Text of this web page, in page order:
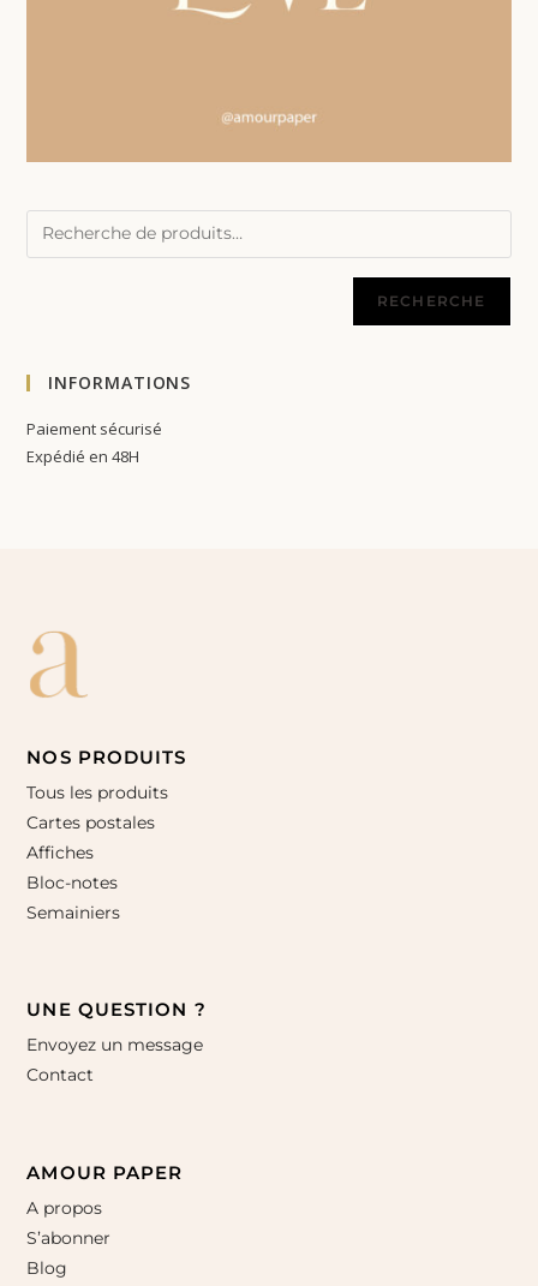
RECHERCHE
INFORMATIONS
Paiement sécurisé
Expédié en 48H
NOS PRODUITS
Tous les produits
Cartes postales
Affiches
Bloc-notes
Semainiers
UNE QUESTION ?
Envoyez un message
Contact
AMOUR PAPER
A propos
S’abonner
Blog